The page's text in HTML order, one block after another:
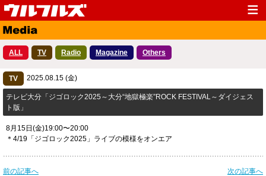
Top
Media Live
Profile
Fanclub Goods
Contact
ALL TV Radio Magazine Others
TV 2025.08.15 (金)
テレビ大分「ジゴロック2025～大分“地獄極楽”ROCK FESTIVAL～ダイジェス
ト版」
8月15日(金)19:00〜20:00
＊4/19「ジゴロック2025」ライブの模様をオンエア
前の記事へ 次の記事へ